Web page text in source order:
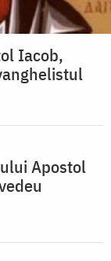
Iacob,
Apostol